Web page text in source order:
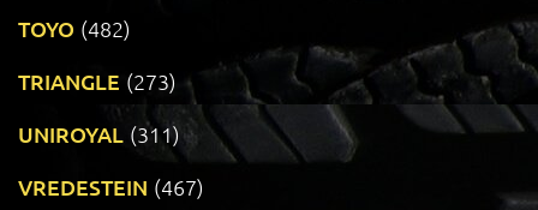
TOYO (482)
TRIANGLE (273)
UNIROYAL (311)
VREDESTEIN (467)